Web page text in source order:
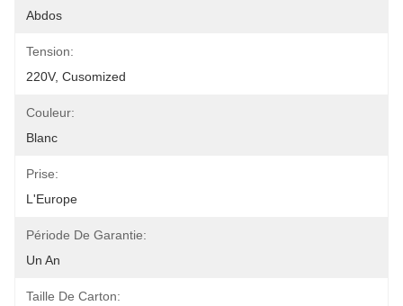
Abdos
Tension:
220V, Cusomized
Couleur:
Blanc
Prise:
L'Europe
Période De Garantie:
Un An
Taille De Carton: